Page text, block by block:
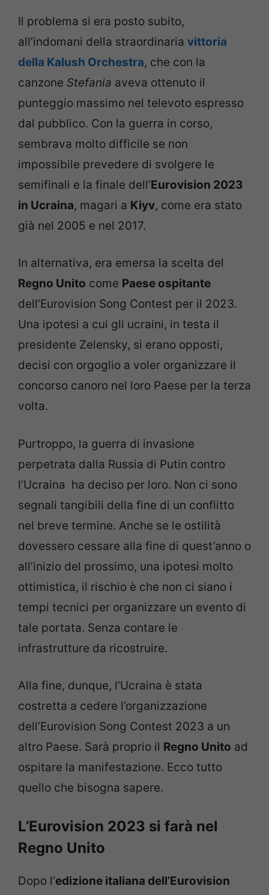
Il problema si era posto subito,
all’indomani della straordinaria vittoria
della Kalush Orchestra, che con la
canzone Stefania aveva ottenuto il
punteggio massimo nel televoto espresso
dal pubblico. Con la guerra in corso,
sembrava molto difficile se non
impossibile prevedere di svolgere le
semifinali e la finale dell’Eurovision 2023
in Ucraina, magari a Kiyv, come era stato
già nel 2005 e nel 2017.
In alternativa, era emersa la scelta del
Regno Unito come Paese ospitante
dell’Eurovision Song Contest per il 2023.
Una ipotesi a cui gli ucraini, in testa il
presidente Zelensky, si erano opposti,
decisi con orgoglio a voler organizzare il
concorso canoro nel loro Paese per la terza
volta.
Purtroppo, la guerra di invasione
perpetrata dalla Russia di Putin contro
l’Ucraina ha deciso per loro. Non ci sono
segnali tangibili della fine di un conflitto
nel breve termine. Anche se le ostilità
dovessero cessare alla fine di quest’anno o
all’inizio del prossimo, una ipotesi molto
ottimistica, il rischio è che non ci siano i
tempi tecnici per organizzare un evento di
tale portata. Senza contare le
infrastrutture da ricostruire.
Alla fine, dunque, l’Ucraina è stata
costretta a cedere l’organizzazione
dell’Eurovision Song Contest 2023 a un
altro Paese. Sarà proprio il Regno Unito ad
ospitare la manifestazione. Ecco tutto
quello che bisogna sapere.
L’Eurovision 2023 si farà nel
Regno Unito
Dopo l’edizione italiana dell’Eurovision